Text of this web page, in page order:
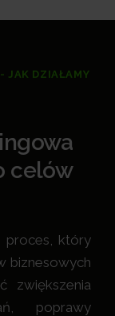
JAK DZIAŁAMY
celów
proces, który
biznesowych
zwiększenia
poprawy